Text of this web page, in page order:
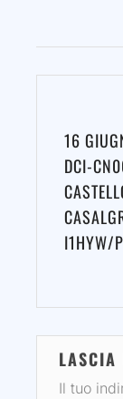
articoli
16
DCI-
I1HYW/P
LASCIA
Il tuo